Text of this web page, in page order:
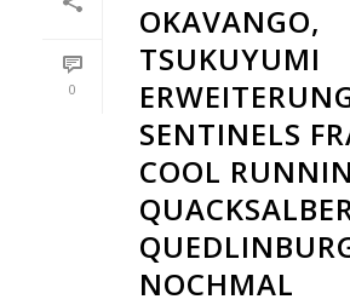
0
OKAVANGO,
TSUKUYUMI
SENTINELS
COOL
NOCHMAL